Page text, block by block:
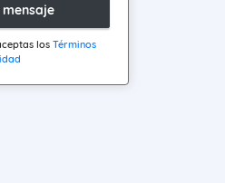
mensaje
los Términos